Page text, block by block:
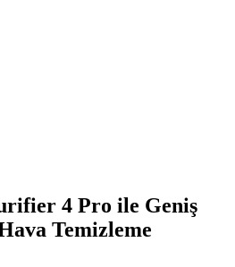
4 Pro ile Geniş
Temizleme